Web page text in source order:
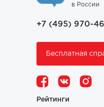
в России
+7 (495) 970-
Бесплатная
Рейтинги